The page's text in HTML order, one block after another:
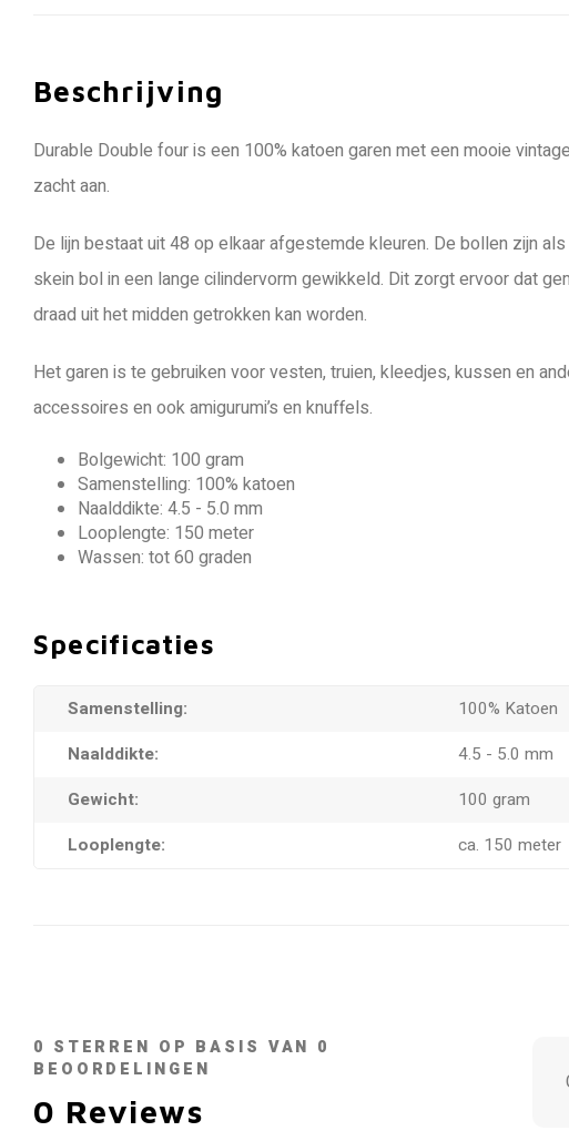
Beschrijving
Durable Double four is een 100% katoen garen met een mooie
zacht aan.
De lijn bestaat uit 48 op elkaar afgestemde kleuren. De bollen zijn
skein bol in een lange cilindervorm gewikkeld. Dit zorgt ervoor dat
draad uit het midden getrokken kan worden.
Het garen is te gebruiken voor vesten, truien, kleedjes, kussen en
accessoires en ook amigurumi’s en knuffels.
Bolgewicht: 100 gram
Samenstelling: 100% katoen
Naalddikte: 4.5 - 5.0 mm
Looplengte: 150 meter
Wassen: tot 60 graden
Specificaties
Samenstelling:
100% Katoen
Naalddikte:
4.5 - 5.0 mm
Gewicht:
100 gram
Looplengte:
ca. 150 meter
0 STERREN OP BASIS VAN 0
BEOORDELINGEN
0 Reviews